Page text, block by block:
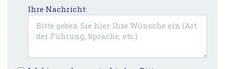
Ihre Nachricht: